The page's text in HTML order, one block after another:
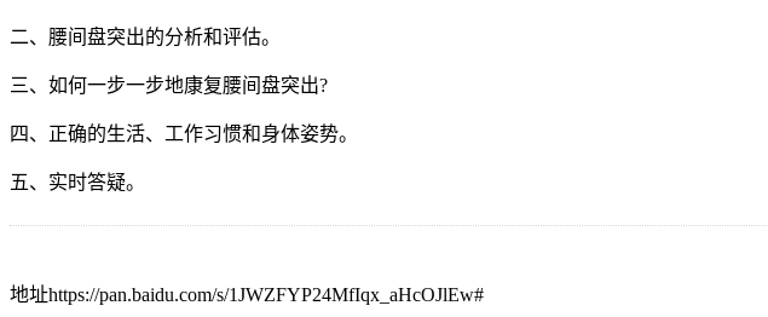
二、腰间盘突出的分析和评估。
三、如何一步一步地康复腰间盘突出?
四、正确的生活、工作习惯和身体姿势。
五、实时答疑。
地址https://pan.baidu.com/s/1JWZFYP24MfIqx_aHcOJlEw#